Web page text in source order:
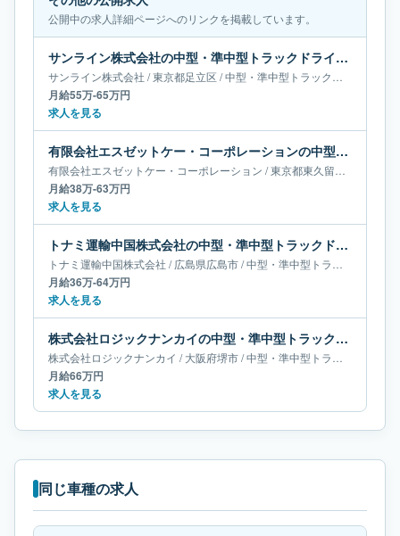
公開中の求人詳細ページへのリンクを掲載しています。
サンライン株式会社の中型・準中型トラックドライバー求人｜東京都足立区｜月給55万-65万円
サンライン株式会社 /東京都足立区 /中型・準中型トラックドライバー
月給55万-65万円
求人を見る
有限会社エスゼットケー・コーポレーションの中型・準中型トラックドライバー求人｜東京都東久留米市｜月給38万-63万円
有限会社エスゼットケー・コーポレーション /東京都東久留米市
月給38万-63万円
求人を見る
トナミ運輸中国株式会社の中型・準中型トラックドライバー求人｜広島県広島市｜月給36万-64万円
トナミ運輸中国株式会社 /広島県広島市/中型・準中型トラックドライバー
月給36万-64万円
求人を見る
株式会社ロジックナンカイの中型・準中型トラックドライバー求人｜大阪府堺市｜月給66万円
株式会社ロジックナンカイ /大阪府堺市/中型・準中型トラックドライバー
月給66万円
求人を見る
同じ車種の求人